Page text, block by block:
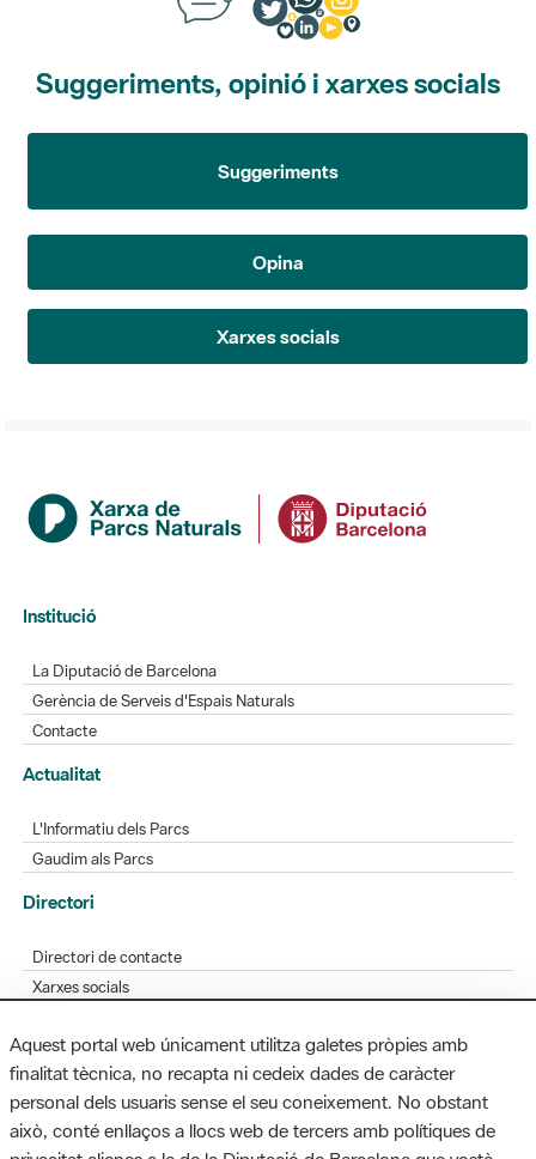
Suggeriments, opinió i xarxes socials
Suggeriments
Opina
Xarxes socials
Institució
La Diputació de Barcelona
Gerència de Serveis d'Espais Naturals
Contacte
Actualitat
L'Informatiu dels Parcs
Gaudim als Parcs
Directori
Directori de contacte
Xarxes socials
Bústia de suggeriments
Opineu sobre els parcs
Aquest portal web únicament utilitza galetes pròpies amb
finalitat tècnica, no recapta ni cedeix dades de caràcter
personal dels usuaris sense el seu coneixement. No obstant
això, conté enllaços a llocs web de tercers amb polítiques de